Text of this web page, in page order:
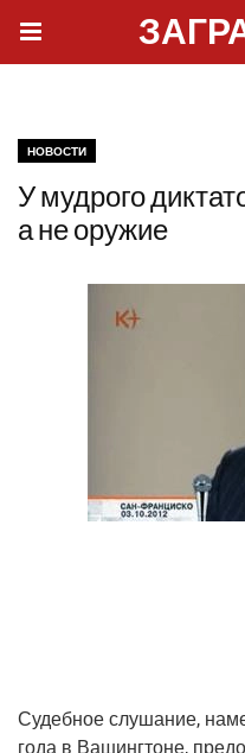
НОВОСТИ
У мудрого
а не оружие
Судеб­ное слу­ша­ние,
года в Вашинг­тоне,